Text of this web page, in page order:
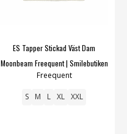
ES Tapper Stickad Väst Dam
Moonbeam Freequent | Smilebutiken
Freequent
S M L XL XXL